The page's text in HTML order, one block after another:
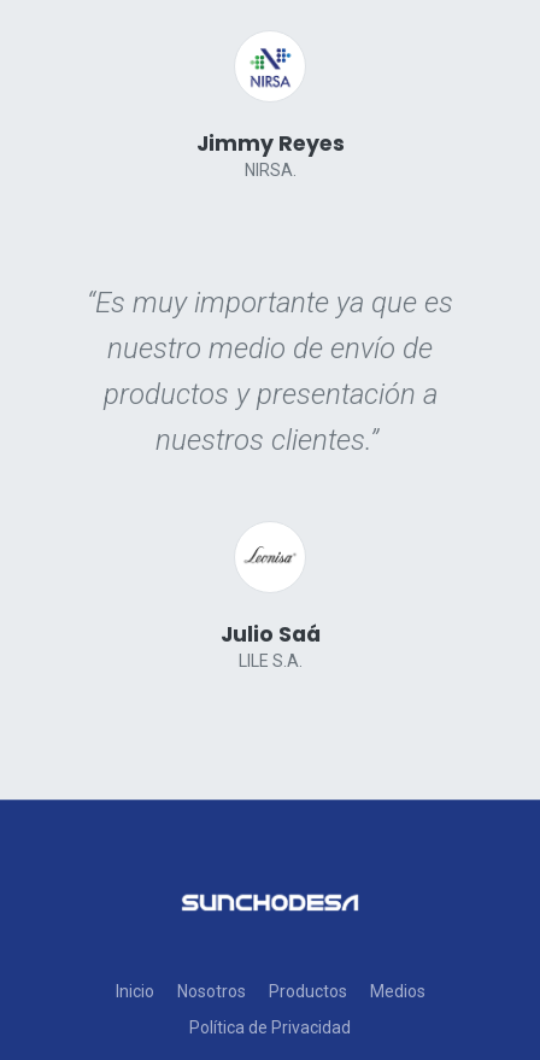
Jimmy Reyes
NIRSA.
“Es muy importante ya que es
nuestro medio de envío de
productos y presentación a
nuestros clientes.”
Julio Saá
LILE S.A.
Inicio Nosotros Productos
Medios
Política de Privacidad